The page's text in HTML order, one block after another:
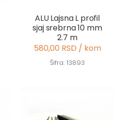
ALU Lajsna L profil
sjaj srebrna 10 mm
2.7 m
580,00 RSD / kom
Šifra: 13893